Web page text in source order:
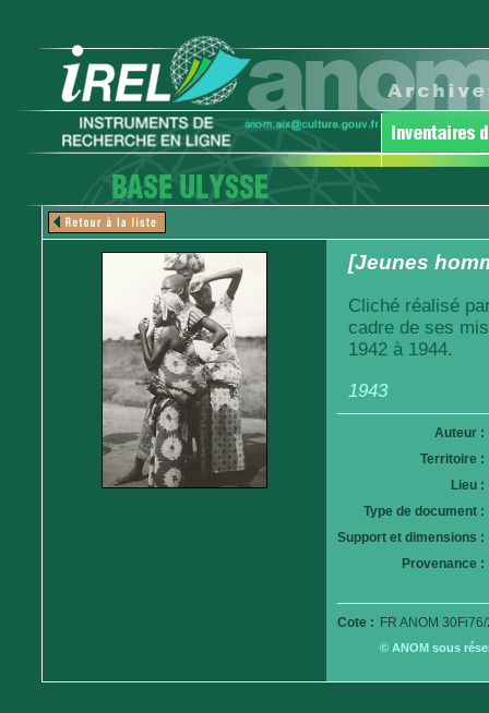
[Jeunes
Cliché réalisé
cadre de ses
1942 à 1944.
1943
Auteur :
Territoire :
Lieu :
Type de document :
Support et dimensions :
Provenance :
Cote : FR ANOM
© ANOM sous